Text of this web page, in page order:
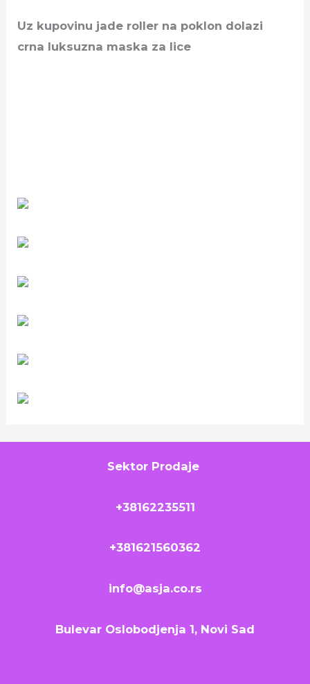
Uz kupovinu jade roller na poklon dolazi
crna luksuzna maska za lice
Sektor Prodaje
+38162235511
+381621560362
info@asja.co.rs
Bulevar Oslobodjenja 1, Novi Sad